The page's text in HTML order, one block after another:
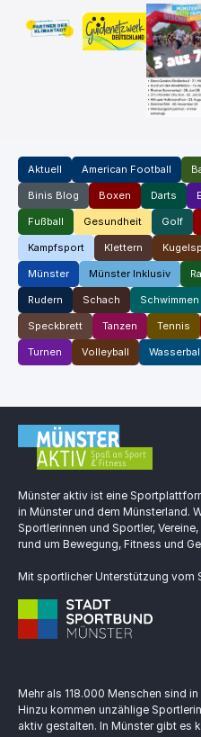
Aktuell American Football
Binis Blog Boxen Darts
Fußball Gesundheit Golf
Kampfsport Klettern
Münster Münster Inklusiv
Rudern Schach Schwimmen
Speckbrett Tanzen Tennis
Turnen Volleyball Wasserball
Münster aktiv ist eine
in Münster und dem Münsterland.
Sportlerinnen und Sportler,
rund um Bewegung, Fitness und
Mit sportlicher Unterstützung vom
Mehr als 118.000 Menschen sind
Hinzu kommen unzählige
aktiv gestalten. In Münster gibt es